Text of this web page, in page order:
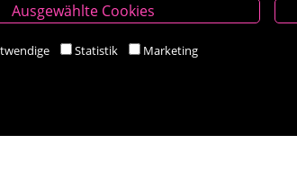
Ausgewählte Cookies
Statistik Marketing